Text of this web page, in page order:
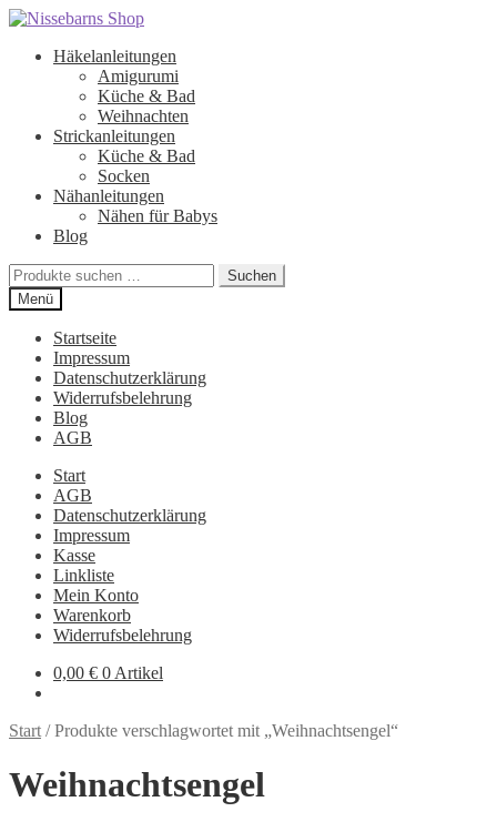
Zur
springen
Zum
springenHäkelanleitungen
Amigurumi
Küche & Bad
Weihnachten
Strickanleitungen
Küche & Bad
Socken
Nähanleitungen
Nähen für Babys
Blog
Suchen
nach:
Suchen
Menü
Startseite
Impressum
Datenschutzerklärung
Widerrufsbelehrung
Blog
AGB
Start
AGB
Datenschutzerklärung
Impressum
Kasse
Linkliste
Mein Konto
Warenkorb
Widerrufsbelehrung
0,00 € 0 Artikel
Start /Produkte verschlagwortet mit „Weihnachtsengel“
Weihnachtsengel